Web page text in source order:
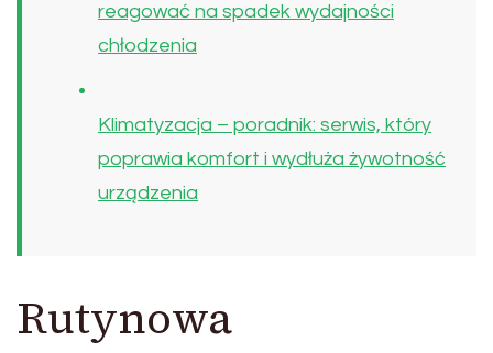
reagować na spadek wydajności
chłodzenia
Klimatyzacja – poradnik: serwis, który
poprawia komfort i wydłuża żywotność
urządzenia
Rutynowa